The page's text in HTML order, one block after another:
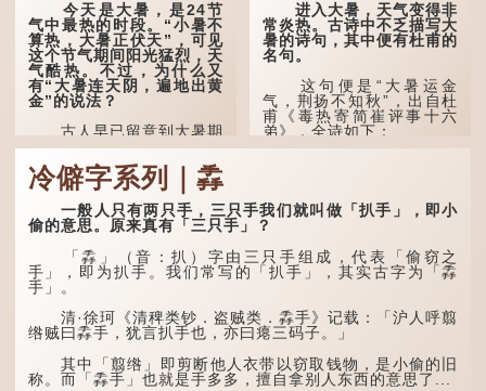
今天是大暑，是24节
气中最热的时段。“小暑不
算热，大暑正伏天”，可见
这个节气期间阳光猛烈，天
气酷热。不过，为什么又
有“大暑连天阴，遍地出黄
金”的说法？
古人早已留意到大暑期
间的气候规律。 《逸周书·
时训解》记载：「大暑之
日，腐草化为萤。又五日，
土润溽暑。又五日，大雨时
行。」意思是说，大暑时节
萤火虫出生，土地湿热，常
有大雨出现。
这段时期的雨水，对农
作物尤其重要。三伏天酷热
难耐，农作物不能缺水。若
连续几天降雨，泥土得以湿
润；雨过天晴后，烈日高
照...
进入大暑，天气变得非
常炎热。古诗中不乏描写大
暑的诗句，其中便有杜甫的
名句。
这句便是“大暑运金
气，荆扬不知秋”，出自杜
甫《毒热寄简崔评事十六
弟》，全诗如下：
林下有塌翼，水中无行
舟。
五行当中“金”对应秋
季，代表凉爽肃杀之
气。“运”是“运行”，描写大
转。
“荆扬”指荆州（湖北）
和扬州（江苏），泛指长江
中下游地区，“...
冷僻字系列｜掱
一般人只有两只手，三只手我们就叫做「扒手」，即小
偷的意思。原来真有「三只手」？
「掱」（音：扒）字由三只手组成，代表「偷窃之
手」，即为扒手。我们常写的「扒手」，其实古字为「掱
手」。
清·徐珂《清稗类钞．盗贼类．掱手》记载：「沪人呼翦
绺贼曰掱手，犹言扒手也，亦曰瘪三码子。」
其中「翦绺」即剪断他人衣带以窃取钱物，是小偷的旧
称。而「掱手」也就是手多多，擅自拿别人东西的意思了...